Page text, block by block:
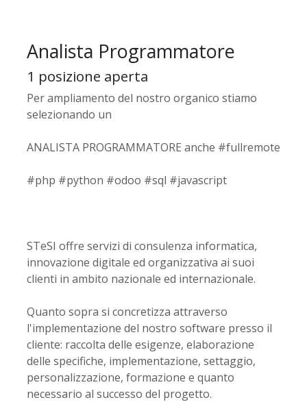
Analista Programmatore
1 posizione aperta
Per ampliamento del nostro organico stiamo
selezionando un
ANALISTA PROGRAMMATORE anche #fullremote
#php #python #odoo #sql #javascript
STeSI offre servizi di consulenza informatica,
innovazione digitale ed organizzativa ai suoi
clienti in ambito nazionale ed internazionale.
Quanto sopra si concretizza attraverso
l'implementazione del nostro software presso il
cliente: raccolta delle esigenze, elaborazione
delle specifiche, implementazione, settaggio,
personalizzazione, formazione e quanto
necessario al successo del progetto.